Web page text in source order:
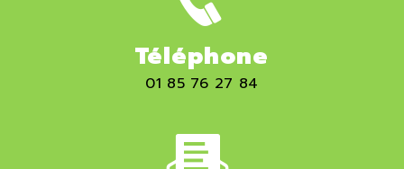
Téléphone
01 85 76 27 84